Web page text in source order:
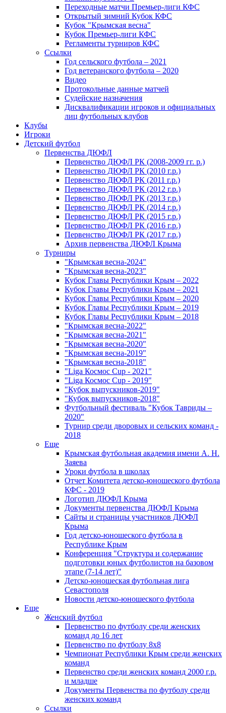
Переходные матчи Премьер-лиги КФС
Открытый зимний Кубок КФС
Кубок "Крымская весна"
Кубок Премьер-лиги КФС
Регламенты турниров КФС
Ссылки
Год сельского футбола – 2021
Год ветеранского футбола – 2020
Видео
Протокольные данные матчей
Судейские назначения
Дисквалификации игроков и официальных
лиц футбольных клубов
Клубы
Игроки
Детский футбол
Первенства ДЮФЛ
Первенство ДЮФЛ РК (2008-2009 гг. р.)
Первенство ДЮФЛ РК (2010 г.р.)
Первенство ДЮФЛ РК (2011 г.р.)
Первенство ДЮФЛ РК (2012 г.р.)
Первенство ДЮФЛ РК (2013 г.р.)
Первенство ДЮФЛ РК (2014 г.р.)
Первенство ДЮФЛ РК (2015 г.р.)
Первенство ДЮФЛ РК (2016 г.р.)
Первенство ДЮФЛ РК (2017 г.р.)
Архив первенства ДЮФЛ Крыма
Турниры
"Крымская весна-2024"
"Крымская весна-2023"
Кубок Главы Республики Крым – 2022
Кубок Главы Республики Крым – 2021
Кубок Главы Республики Крым – 2020
Кубок Главы Республики Крым – 2019
Кубок Главы Республики Крым – 2018
"Крымская весна-2022"
"Крымская весна-2021"
"Крымская весна-2020"
"Крымская весна-2019"
"Крымская весна-2018"
"Liga Космос Cup - 2021"
"Liga Космос Cup - 2019"
"Кубок выпускников-2019"
"Кубок выпускников-2018"
Футбольный фестиваль "Кубок Тавриды –
2020"
Турнир среди дворовых и сельских команд -
2018
Еще
Крымская футбольная академия имени А. Н.
Заяева
Уроки футбола в школах
Отчет Комитета детско-юношеского футбола
КФС - 2019
Логотип ДЮФЛ Крыма
Документы первенства ДЮФЛ Крыма
Сайты и страницы участников ДЮФЛ
Крыма
Год детско-юношеского футбола в
Республике Крым
Конференция "Структура и содержание
подготовки юных футболистов на базовом
этапе (7-14 лет)"
Детско-юношеская футбольная лига
Севастополя
Новости детско-юношеского футбола
Еще
Женский футбол
Первенство по футболу среди женских
команд до 16 лет
Первенство по футболу 8х8
Чемпионат Республики Крым среди женских
команд
Первенство среди женских команд 2000 г.р.
и младше
Документы Первенства по футболу среди
женских команд
Ссылки